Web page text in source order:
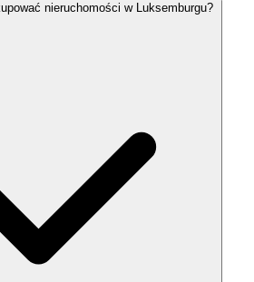
nieruchomości w Luksemburgu?